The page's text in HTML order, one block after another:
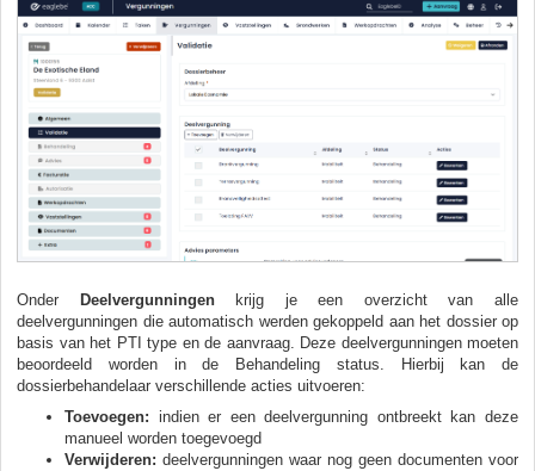
Onder Deelvergunningenkrijg je een overzicht van alle
deelvergunningen die automatisch werden gekoppeld aan het dossier op
basis van het PTI type en de aanvraag. Deze deelvergunningen moeten
beoordeeld worden in de Behandeling status. Hierbij kan de
dossierbehandelaar verschillende acties uitvoeren:
Toevoegen: indien er een deelvergunning ontbreekt kan deze
manueel worden toegevoegd
Verwijderen: deelvergunningen waar nog geen documenten voor